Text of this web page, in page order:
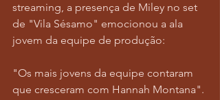
streaming, a presença de Miley no set
de "Vila Sésamo" emocionou a ala
jovem da equipe de produção:
"Os mais jovens da equipe contaram
que cresceram com Hannah Montana".